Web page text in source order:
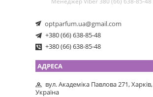
optparfum.ua@gmail.com
+380 (66) 638-85-48
+380 (66) 638-85-48
вул. Академіка Павлова 271, Харків,
Україна